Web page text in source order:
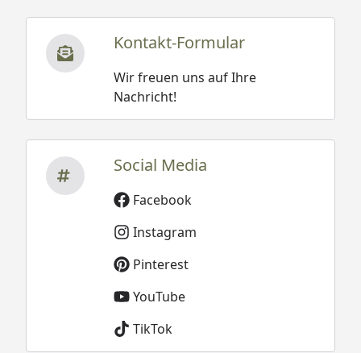
Kontakt-Formular
Wir freuen uns auf Ihre
Nachricht!
Social Media
Facebook
Instagram
Pinterest
YouTube
TikTok